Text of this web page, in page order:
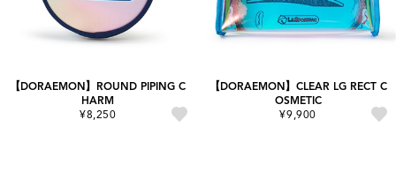
【DORAEMON】ROUND PIPING C
HARM
¥8,250
【DORAEMON】CLEAR LG RECT C
OSMETIC
¥9,900